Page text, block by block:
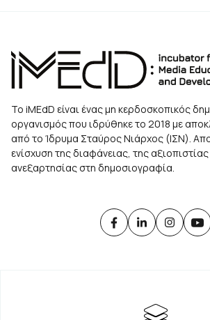
Το iMEdD είναι ένας μη κερδοσκοπικός
οργανισμός που ιδρύθηκε το 2018 με
από το Ίδρυμα Σταύρος Νιάρχος (ΙΣΝ).
ενίσχυση της διαφάνειας, της αξιοπιστίας
ανεξαρτησίας στη δημοσιογραφία.